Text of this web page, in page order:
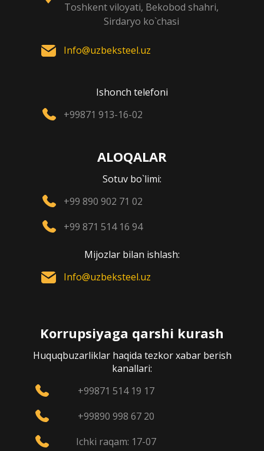
Toshkent viloyati, Bekobod shahri,
Sirdaryo ko`chasi
Info@uzbeksteel.uz
Ishonch telefoni
+99871 913-16-02
ALOQALAR
Sotuv bo`limi:
+99 890 902 71 02
+99 871 514 16 94
Mijozlar bilan ishlash:
Info@uzbeksteel.uz
Korrupsiyaga qarshi kurash
Huquqbuzarliklar haqida tezkor xabar berish
kanallari:
+99871 514 19 17
+99890 998 67 20
Ichki raqam: 17-07